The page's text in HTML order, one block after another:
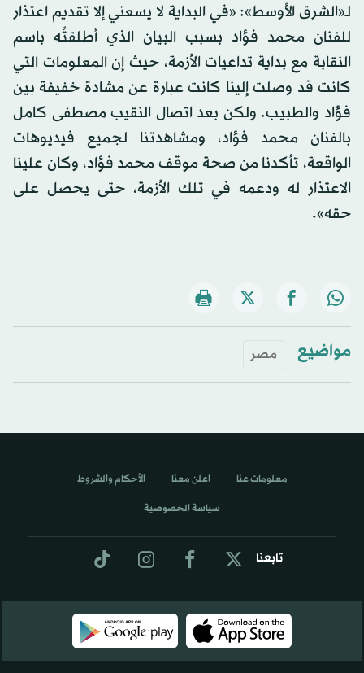
لـ«الشرق الأوسط»: «في البداية لا يسعني إلا تقديم اعتذار
للفنان محمد فؤاد بسبب البيان الذي أطلقتُه باسم
النقابة مع بداية تداعيات الأزمة، حيث إن المعلومات التي
كانت قد وصلت إلينا كانت عبارة عن مشادة خفيفة بين
فؤاد والطبيب. ولكن بعد اتصال النقيب مصطفى كامل
بالفنان محمد فؤاد، ومشاهدتنا لجميع فيديوهات
الواقعة، تأكدنا من صحة موقف محمد فؤاد، وكان علينا
الاعتذار له ودعمه في تلك الأزمة، حتى يحصل على
حقه».
مواضيع مصر
تابعنا
معلومات عنا اعلن معنا الأحكام والشروط
سياسة الخصوصية